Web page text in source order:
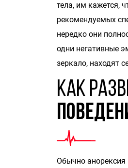
тела, им кажется,
рекомендуемых
нередко они
одни негативные
зеркало, находят
Как
Обычно анорексия